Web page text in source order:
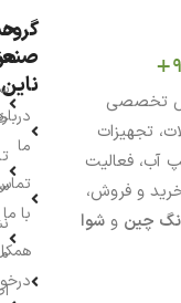
بر فروش تخصصی
تجهیزات
آب، فعالیت
و فروش،
چین و شوا
گروه
ناین
ما
با ما